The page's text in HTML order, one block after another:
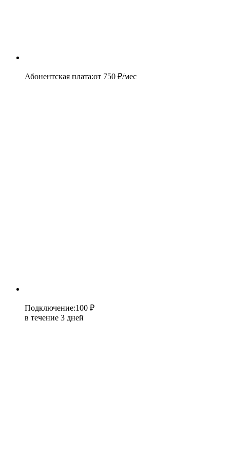
Абонентская плата:от 750 ₽/мес
Подключение:100 ₽
в течение 3 дней